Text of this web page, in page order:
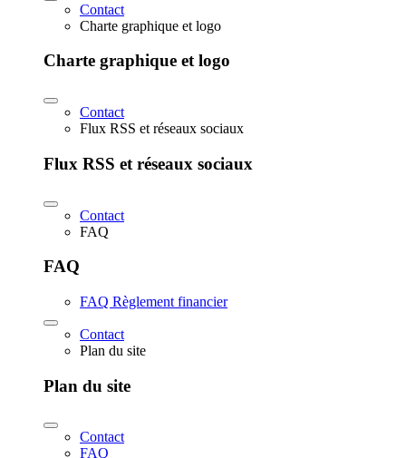
Contact
Charte graphique et logo
Charte graphique et logo
Contact
Flux RSS et réseaux sociaux
Flux RSS et réseaux sociaux
Contact
FAQ
FAQ
FAQ Règlement financier
Contact
Plan du site
Plan du site
Contact
FAQ